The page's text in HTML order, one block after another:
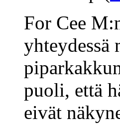
For Cee
yhteydessä
puoli, että
eivät